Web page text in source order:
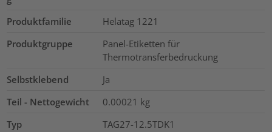
Produktfamilie
Helatag 1221
Produktgruppe
Panel-Etiketten für
Thermotransferbedruckung
Selbstklebend
Ja
Teil - Nettogewicht
0.00021 kg
Typ
TAG27-12.5TDK1